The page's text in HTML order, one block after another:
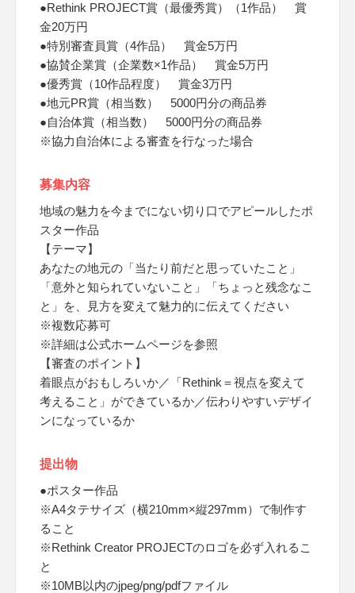
●Rethink PROJECT賞（最優秀賞）（1作品） 賞
金20万円
●特別審査員賞（4作品） 賞金5万円
●協賛企業賞（企業数×1作品） 賞金5万円
●優秀賞（10作品程度） 賞金3万円
●地元PR賞（相当数） 5000円分の商品券
●自治体賞（相当数） 5000円分の商品券
※協力自治体による審査を行なった場合
募集内容
地域の魅力を今までにない切り口でアピールしたポ
スター作品
【テーマ】
あなたの地元の「当たり前だと思っていたこと」
「意外と知られていないこと」「ちょっと残念なこ
と」を、見方を変えて魅力的に伝えてください
※複数応募可
※詳細は公式ホームページを参照
【審査のポイント】
着眼点がおもしろいか／「Rethink＝視点を変えて
考えること」ができているか／伝わりやすいデザイ
ンになっているか
提出物
●ポスター作品
※A4タテサイズ（横210mm×縦297mm）で制作す
ること
※Rethink Creator PROJECTのロゴを必ず入れるこ
と
※10MB以内のjpeg/png/pdfファイル